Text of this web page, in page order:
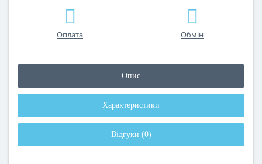
Оплата Обмін
Опис
Характеристики
Відгуки (0)